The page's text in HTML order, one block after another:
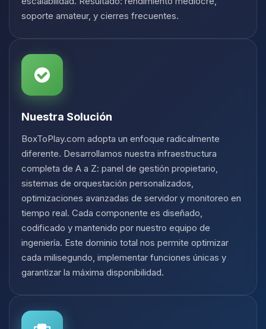
soporte amateur, y cierres frecuentes.
Nuestra Solución
BoxToPlay.com adopta un enfoque radicalmente
diferente. Desarrollamos nuestra infraestructura
completa de A a Z: panel de gestión propietario,
sistemas de orquestación personalizados,
optimizaciones avanzadas de servidor y monitoreo en
tiempo real. Cada componente es diseñado,
codificado y mantenido por nuestro equipo de
ingeniería. Este dominio total nos permite optimizar
cada milisegundo, implementar funciones únicas y
garantizar la máxima disponibilidad.